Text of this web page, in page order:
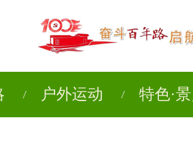
户外运动 特色·